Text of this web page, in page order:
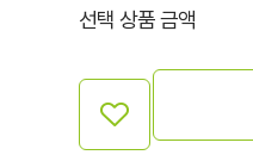
선택 상품 금액